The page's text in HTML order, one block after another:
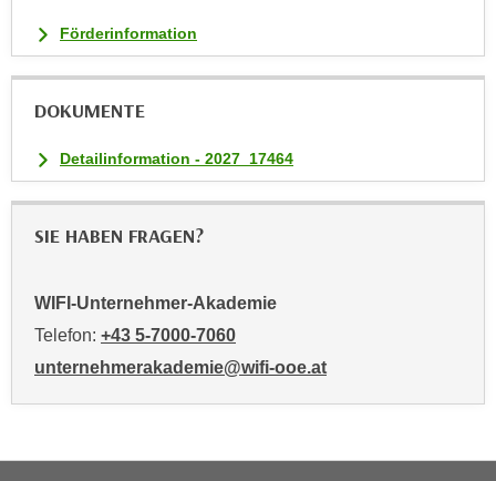
Förderinformation
DOKUMENTE
Detailinformation - 2027_17464
SIE HABEN FRAGEN?
WIFI-Unternehmer-Akademie
Telefon: +43 5-7000-7060
unternehmerakademie@wifi-ooe.at
t
e
n